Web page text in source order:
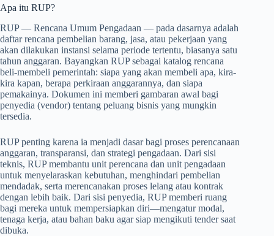
Apa itu RUP?
RUP — Rencana Umum Pengadaan — pada dasarnya adalah
daftar rencana pembelian barang, jasa, atau pekerjaan yang
akan dilakukan instansi selama periode tertentu, biasanya satu
tahun anggaran. Bayangkan RUP sebagai katalog rencana
beli-membeli pemerintah: siapa yang akan membeli apa, kira-
kira kapan, berapa perkiraan anggarannya, dan siapa
pemakainya. Dokumen ini memberi gambaran awal bagi
penyedia (vendor) tentang peluang bisnis yang mungkin
tersedia.
RUP penting karena ia menjadi dasar bagi proses perencanaan
anggaran, transparansi, dan strategi pengadaan. Dari sisi
teknis, RUP membantu unit perencana dan unit pengadaan
untuk menyelaraskan kebutuhan, menghindari pembelian
mendadak, serta merencanakan proses lelang atau kontrak
dengan lebih baik. Dari sisi penyedia, RUP memberi ruang
bagi mereka untuk mempersiapkan diri—mengatur modal,
tenaga kerja, atau bahan baku agar siap mengikuti tender saat
dibuka.